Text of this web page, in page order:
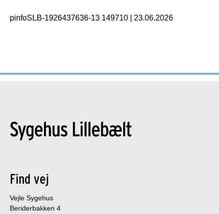
pinfoSLB-1926437636-13 149710 23.06.2026
Find vej
Vejle Sygehus
Beriderbakken 4